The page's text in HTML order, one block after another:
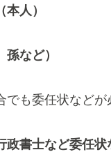
人）
など）
も委任状など
政書士など委任